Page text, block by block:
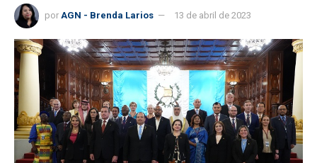
por AGN - Brenda Larios 13 de abril de 2023